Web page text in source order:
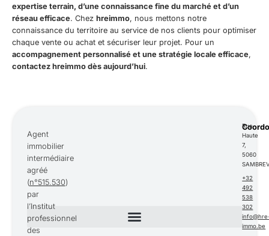
expertise terrain, d’une connaissance fine du marché et d’un
réseau efficace. Chez hreimmo, nous mettons notre
connaissance du territoire au service de nos clients pour optimiser
chaque vente ou achat et sécuriser leur projet. Pour un
accompagnement personnalisé et une stratégie locale efficace,
contactez hreimmo dès aujourd’hui.
Agent
immobilier
intermédiaire
agréé
(n°515.530)
par
l’Institut
professionnel
des
Rue
Haute
7,
5060
+32
492
538
302
immo.be